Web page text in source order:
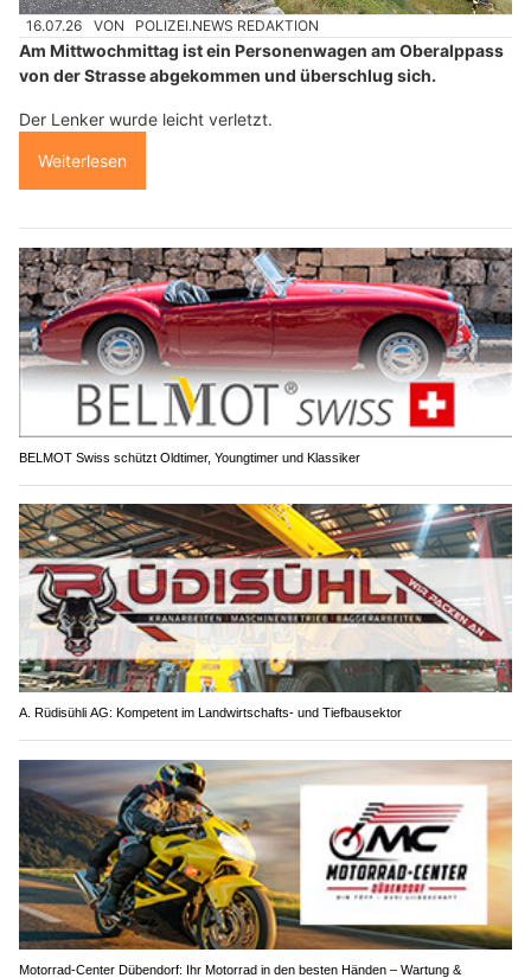
16.07.26 VON POLIZEI.NEWS REDAKTION
Am Mittwochmittag ist ein Personenwagen am Oberalppass
von der Strasse abgekommen und überschlug sich.
Der Lenker wurde leicht verletzt.
Weiterlesen
BELMOT Swiss schützt Oldtimer, Youngtimer und Klassiker
A. Rüdisühli AG: Kompetent im Landwirtschafts- und Tiefbausektor
Motorrad-Center Dübendorf: Ihr Motorrad in den besten Händen – Wartung &